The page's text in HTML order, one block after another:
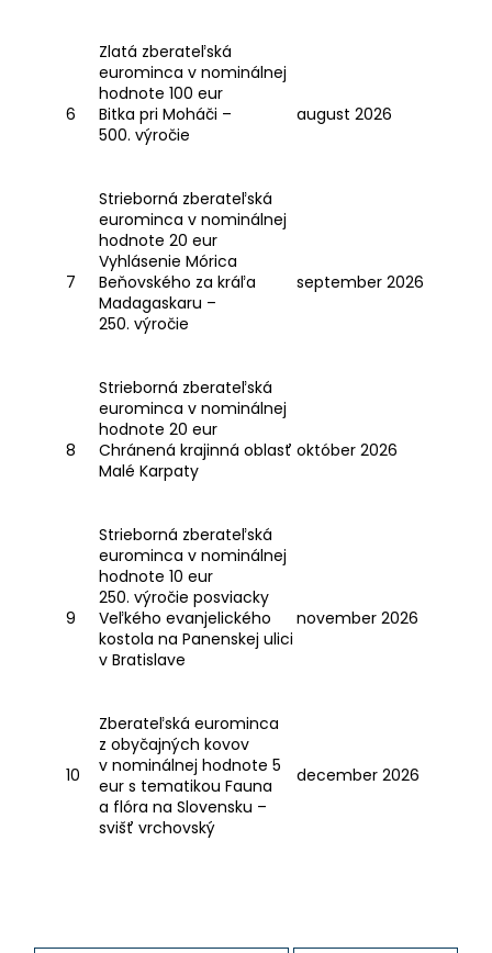
6
Zlatá zberateľská
eurominca v nominálnej
hodnote 100 eur
Bitka pri Moháči –
500. výročie
august 2026
7
Strieborná zberateľská
eurominca v nominálnej
hodnote 20 eur
Vyhlásenie Mórica
Beňovského za kráľa
Madagaskaru –
250. výročie
september 2026
8
Strieborná zberateľská
eurominca v nominálnej
hodnote 20 eur
Chránená krajinná oblasť
Malé Karpaty
október 2026
9
Strieborná zberateľská
eurominca v nominálnej
hodnote 10 eur
250. výročie posviacky
Veľkého evanjelického
kostola na Panenskej ulici
v Bratislave
november 2026
10
Zberateľská eurominca
z obyčajných kovov
v nominálnej hodnote 5
eur s tematikou Fauna
a flóra na Slovensku –
svišť vrchovský
december 2026